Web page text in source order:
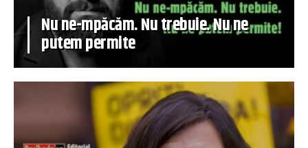
Nu ne-mpăcăm. Nu trebuie. Nu ne
putem permite